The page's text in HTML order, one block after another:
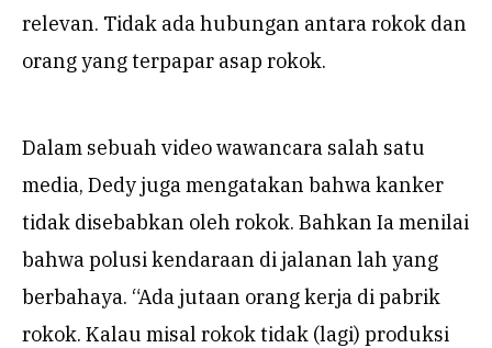
relevan. Tidak ada hubungan antara rokok dan
orang yang terpapar asap rokok.
Dalam sebuah video wawancara salah satu
media, Dedy juga mengatakan bahwa kanker
tidak disebabkan oleh rokok. Bahkan Ia menilai
bahwa polusi kendaraan di jalanan lah yang
berbahaya. “Ada jutaan orang kerja di pabrik
rokok. Kalau misal rokok tidak (lagi) produksi